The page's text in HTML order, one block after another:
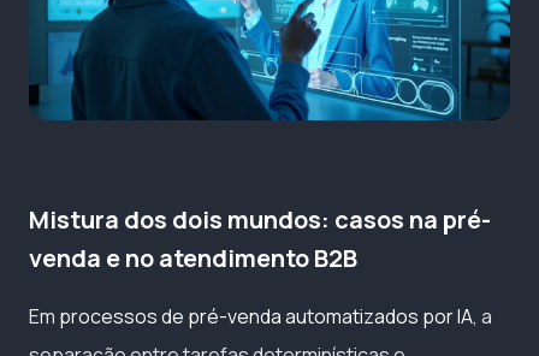
Mistura dos dois mundos: casos na pré-
venda e no atendimento B2B
Em processos de pré-venda automatizados por IA, a